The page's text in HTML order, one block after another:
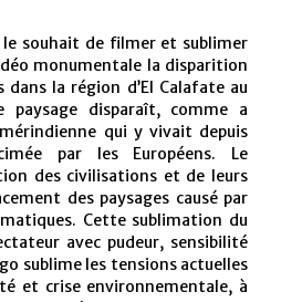
souhait de filmer et sublimer
monumentale la disparition
dans la région d’El Calafate au
paysage disparaît, comme a
qui y vivait depuis
par les Européens. Le
des civilisations et de leurs
des paysages causé par
Cette sublimation du
avec pudeur, sensibilité
sublime les tensions actuelles
et crise environnementale, à